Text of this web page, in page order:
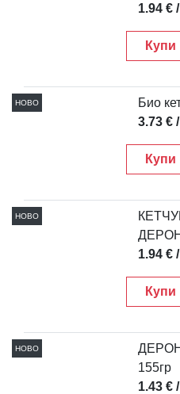
1.94 €
Купи
НОВО
Био
3.73 €
Купи
НОВО
1.94 €
Купи
НОВО
155гр
1.43 €